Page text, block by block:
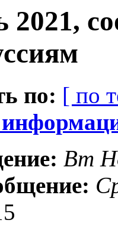
2021,
по: [ по
Вт